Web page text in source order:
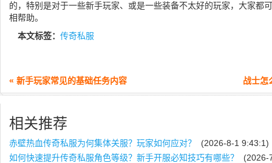
的，特别是对于一些新手玩家、或是一些装备不太好的玩家，大家都
相帮助。
本文标签： 传奇私服
« 新手玩家常见的基础任务内容 战士怎
相关推荐
赤壁热血传奇私服为何集体关服？玩家如何应对？
(2026-8-1 9:43:1)
如何快速提升传奇私服角色等级？新手开服必知技巧有哪些？
(2026-